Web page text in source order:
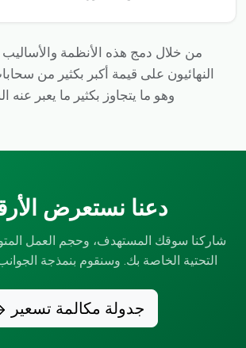
من خلال دمج هذه الأنظمة والأساليب
وهو ما يتجاوز بكثير ما يعبر
دعنا نستعرض
شاركنا سوقك المستهدف، وحجم العمل
التحتية الخاصة بك. وسنقوم بنمذجة
جدولة مكالمة تسعير